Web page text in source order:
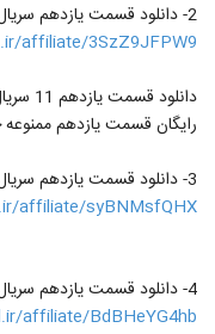
2- دانلود قسمت يازدهم سريال ممنوعه ده کيفيت 720 :
affiliate/3SzZ9JFPW9
رايگان قسمت يازدهم ممنوعه خريد
3- دانلود قسمت يازدهم سريال ممنوعه يازدهم کيفيت 1080 :
affiliate/syBNMsfQHX
4- دانلود قسمت يازدهم سريال ممنوعه يازدهم کيفيت 4کي:
affiliate/BdBHeYG4hb